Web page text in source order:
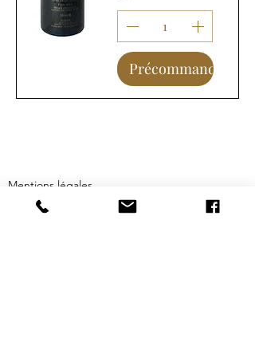
Précommander
Mentions légales
Politiques de remboursement